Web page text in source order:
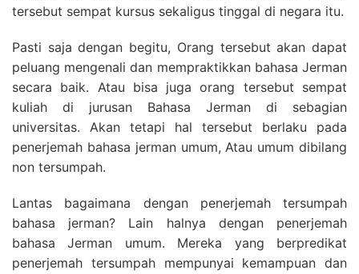
tersebut sempat kursus sekaligus tinggal di negara itu.
Pasti saja dengan begitu, Orang tersebut akan dapat
peluang mengenali dan mempraktikkan bahasa Jerman
secara baik. Atau bisa juga orang tersebut sempat
kuliah di jurusan Bahasa Jerman di sebagian
universitas. Akan tetapi hal tersebut berlaku pada
penerjemah bahasa jerman umum, Atau umum dibilang
non tersumpah.
Lantas bagaimana dengan penerjemah tersumpah
bahasa jerman? Lain halnya dengan penerjemah
bahasa Jerman umum. Mereka yang berpredikat
penerjemah tersumpah mempunyai kemampuan dan